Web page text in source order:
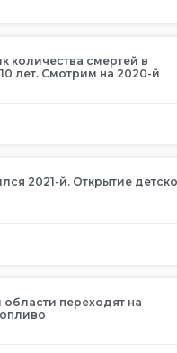
количества смертей в
лет. Смотрим на 2020-й
2021-й. Открытие
области переходят на